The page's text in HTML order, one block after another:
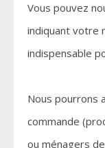
Vous pouvez
indiquant votre
indispensable
Nous pourrons
commande
ou ménagers